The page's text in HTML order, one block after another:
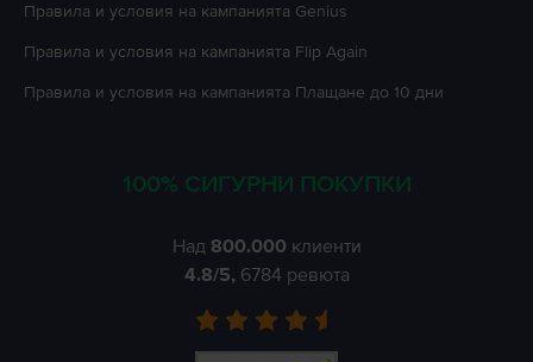
Правила и условия на кампанията Genius
Правила и условия на кампанията Flip Again
Правила и условия на кампанията Плащане до 10 дни
100% СИГУРНИ ПОКУПКИ
Над 800.000 клиенти
4.8/5, 6784 ревюта